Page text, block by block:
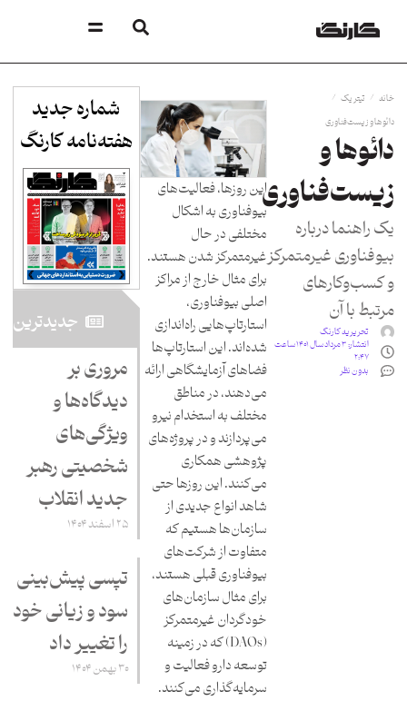
خانه / تیتر یک /
دائوها و زیست‌فناوری
دائوها و
زیست‌فناوری
یک راهنما درباره
بیوفناوری غیرمتمرکز
و کسب‌وکارهای
مرتبط با آن
تحریریه کارنگ
انتشار:
۳ مرداد سال ۱۴۰۱ ساعت
۲:۴۷
بدون نظر
این روزها، فعالیت‌های
بیوفناوری به اشکال
مختلفی در حال
غیرمتمرکز شدن هستند.
برای مثال خارج از مراکز
اصلی بیوفناوری،
استارتاپ‌‌هایی راه‌اندازی
شده‌اند. این استارتاپ‌ها
فضاهای آزمایشگاهی ارائه
می‌دهند، در مناطق
مختلف به استخدام نیرو
می‌پردازند و در پروژه‌های
پژوهشی همکاری
می‌کنند. این روزها حتی
شاهد انواع جدیدی از
سازمان‌ها هستیم که
متفاوت از شرکت‌های
بیوفناوری قبلی هستند،
برای مثال سازمان‌های
خودگردان غیرمتمرکز
(DAOs) که در زمینه
توسعه دارو فعالیت و
سرمایه‌گذاری می‌کنند.
شماره جدید
هفته‌نامه کارنگ​
جدید‌ترین
مروری بر
دیدگاه‌ها و
ویژگی‌های
شخصیتی رهبر
جدید انقلاب
۲۵ اسفند ۱۴۰۴
تپسی پیش‌بینی
سود و زیانی خود
را تغییر داد
۳۰ بهمن ۱۴۰۴